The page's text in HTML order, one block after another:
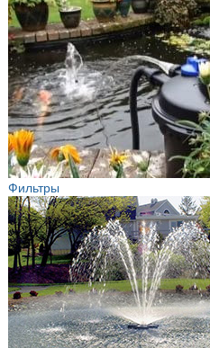
Фильтры